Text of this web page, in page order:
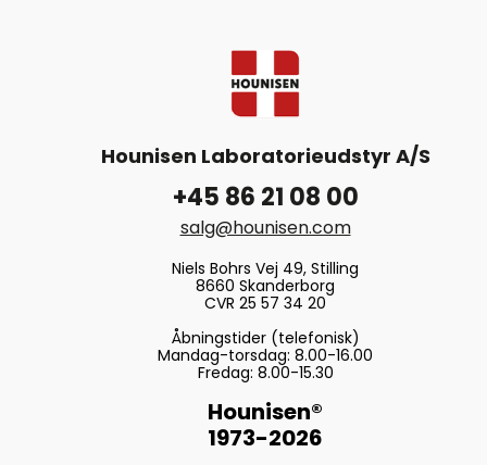
Hounisen Laboratorieudstyr A/S
+45 86 21 08 00
salg@hounisen.com
Niels Bohrs Vej 49, Stilling
8660 Skanderborg
CVR 25 57 34 20
Åbningstider (telefonisk)
Mandag-torsdag: 8.00-16.00
Fredag: 8.00-15.30
Hounisen®
1973-2026